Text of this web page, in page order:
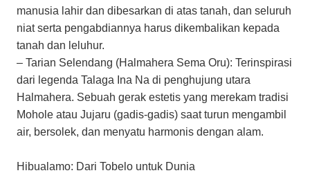
manusia lahir dan dibesarkan di atas tanah, dan seluruh
niat serta pengabdiannya harus dikembalikan kepada
tanah dan leluhur.
– ​Tarian Selendang (Halmahera Sema Oru): Terinspirasi
dari legenda Talaga Ina Na di penghujung utara
Halmahera. Sebuah gerak estetis yang merekam tradisi
Mohole atau Jujaru (gadis-gadis) saat turun mengambil
air, bersolek, dan menyatu harmonis dengan alam.
​Hibualamo: Dari Tobelo untuk Dunia